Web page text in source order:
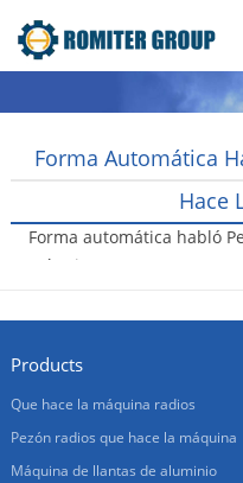
Forma Automática
Hace
Forma automática habló
máquina
Products
Que hace la máquina radios
Pezón radios que hace la máquina
Máquina de llantas de aluminio